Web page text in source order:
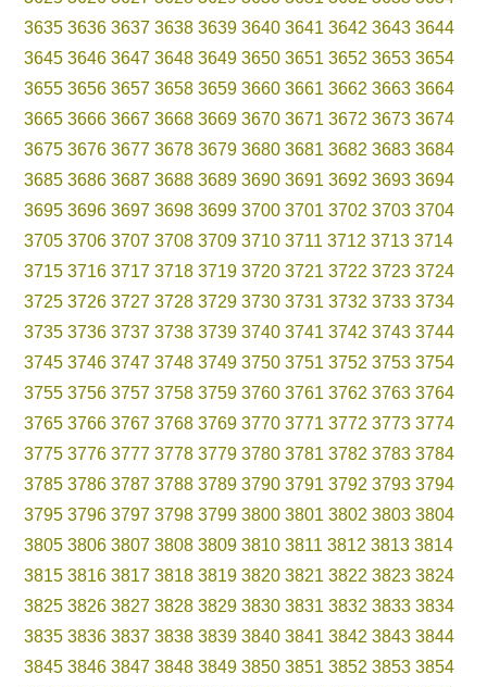
3635 3636 3637 3638 3639 3640 3641 3642 3643 3644
3645 3646 3647 3648 3649 3650 3651 3652 3653 3654
3655 3656 3657 3658 3659 3660 3661 3662 3663 3664
3665 3666 3667 3668 3669 3670 3671 3672 3673 3674
3675 3676 3677 3678 3679 3680 3681 3682 3683 3684
3685 3686 3687 3688 3689 3690 3691 3692 3693 3694
3695 3696 3697 3698 3699 3700 3701 3702 3703 3704
3705 3706 3707 3708 3709 3710 3711 3712 3713 3714
3715 3716 3717 3718 3719 3720 3721 3722 3723 3724
3725 3726 3727 3728 3729 3730 3731 3732 3733 3734
3735 3736 3737 3738 3739 3740 3741 3742 3743 3744
3745 3746 3747 3748 3749 3750 3751 3752 3753 3754
3755 3756 3757 3758 3759 3760 3761 3762 3763 3764
3765 3766 3767 3768 3769 3770 3771 3772 3773 3774
3775 3776 3777 3778 3779 3780 3781 3782 3783 3784
3785 3786 3787 3788 3789 3790 3791 3792 3793 3794
3795 3796 3797 3798 3799 3800 3801 3802 3803 3804
3805 3806 3807 3808 3809 3810 3811 3812 3813 3814
3815 3816 3817 3818 3819 3820 3821 3822 3823 3824
3825 3826 3827 3828 3829 3830 3831 3832 3833 3834
3835 3836 3837 3838 3839 3840 3841 3842 3843 3844
3845 3846 3847 3848 3849 3850 3851 3852 3853 3854